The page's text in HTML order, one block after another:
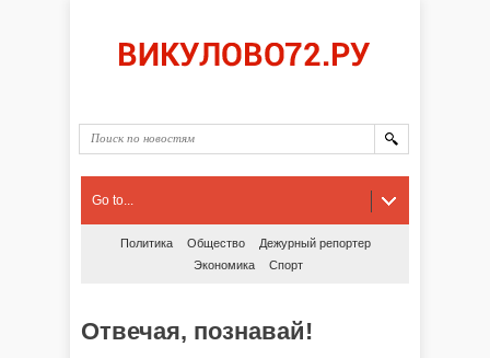
Go to...
Политика Общество
Дежурный репортер
Экономика
Спорт
Отвечая, познавай!